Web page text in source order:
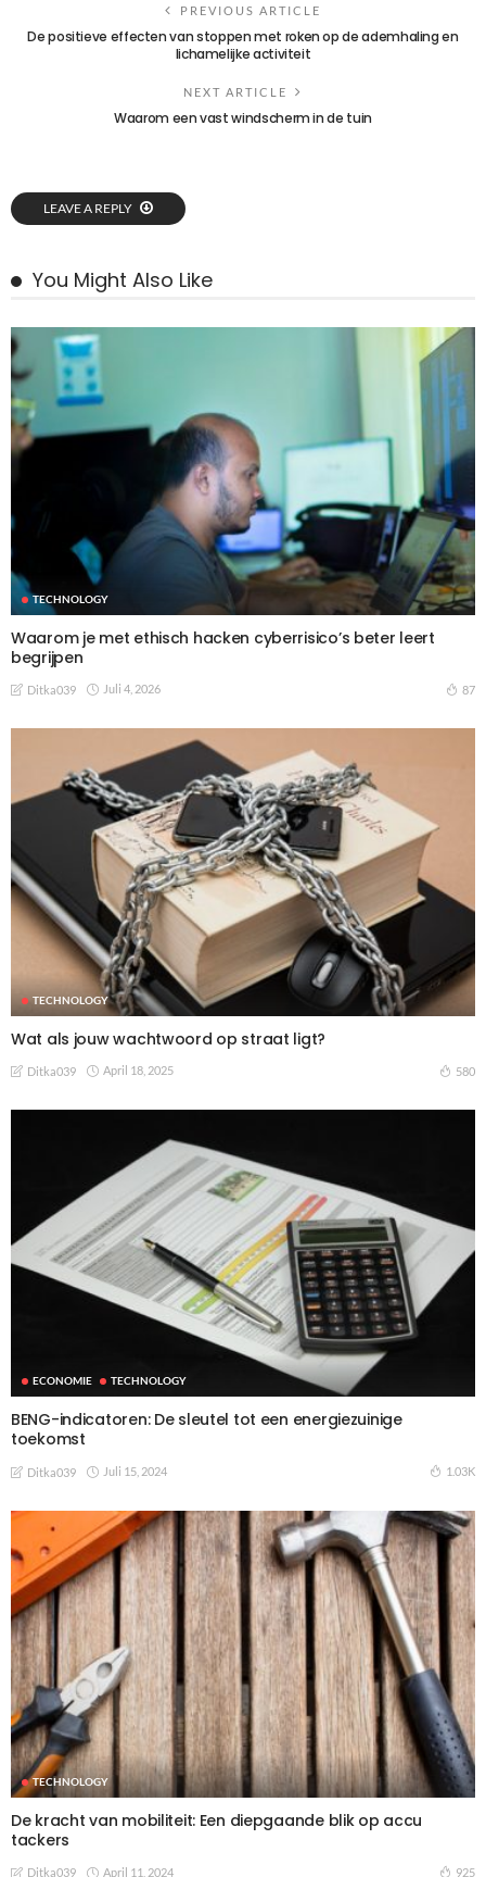
PREVIOUS ARTICLE
De positieve effecten van stoppen met roken op de ademhaling en
lichamelijke activiteit
NEXT ARTICLE
Waarom een vast windscherm in de tuin
LEAVE A REPLY
You Might Also Like
TECHNOLOGY
Waarom je met ethisch hacken cyberrisico’s beter leert
begrijpen
Ditka039 Juli 4, 2026 87
TECHNOLOGY
Wat als jouw wachtwoord op straat ligt?
Ditka039 April 18, 2025 580
ECONOMIE TECHNOLOGY
BENG-indicatoren: De sleutel tot een energiezuinige
toekomst
Ditka039 Juli 15, 2024 1.03K
TECHNOLOGY
De kracht van mobiliteit: Een diepgaande blik op accu
tackers
Ditka039 April 11, 2024 925